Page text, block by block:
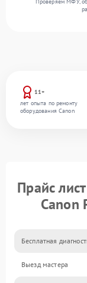
11+
лет опыта по ремонту
оборудования Canon
Прайс
Canon
Бесплатная
Выезд мастера